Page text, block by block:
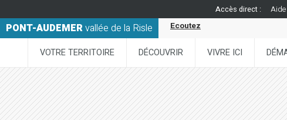
Accès direct : Aide
PONT-AUDEMERvallée de la Risle Ecoutez
VOTRE TERRITOIRE DÉCOUVRIR VIVRE ICI